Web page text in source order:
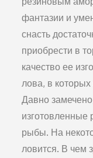
фантазии и
снасть
при­обрести в
качество ее
лова, в которых
Давно
рыбы. На
ловится. В чем